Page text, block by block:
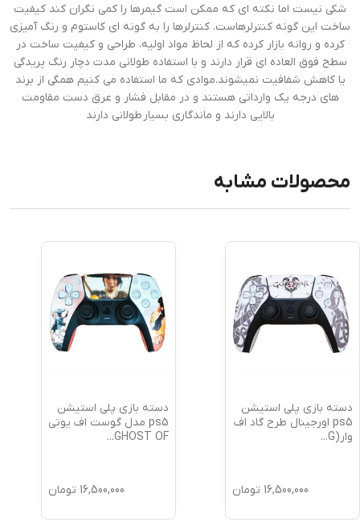
شکی نیست اما نکته ای که ممکن است گیمرها را کمی نگران کند کیفیت
ساخت این گونه کنترلرهاست. کنترلرها را به گونه ای کاستوم و رنگ آمیزی
کرده و روانه بازار کرده که از لحاظ مواد اولیه، طراحی و کیفیت ساخت در
سطح فوق العاده ای قرار دارند و با استفاده طولانی مدت دچار رنگ پریدگی
یا کاهش شفافیت نمیشوند.موادی که ما استفاده می کنیم همگی از برند
های درجه یک وارداتی هستند و در مقابل فشار و عرق دست مقاومت
بالایی دارند و ماندگاری بسیار طولانی دارند
محصولات مشابه
دسته بازی پلی استیشن
ps5 اورجینال طرح گاد اف
وار(G ...
16,500,000 تومان
دسته بازی پلی استیشن
ps5 مدل گوست اف یوتی
GHOST OF
...
16,500,000 تومان